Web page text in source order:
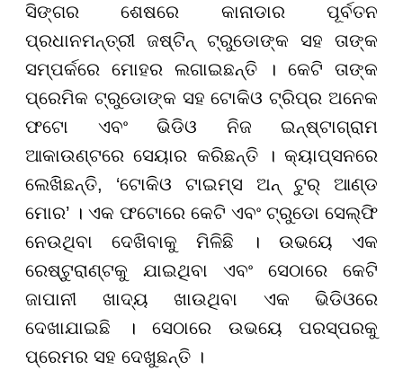
ସିଙ୍ଗର ଶେଷରେ କାନାଡାର ପୂର୍ବତନ
ପ୍ରଧାନମନ୍ତ୍ରୀ ଜଷ୍ଟିନ୍ ଟ୍ରୁଡୋଙ୍କ ସହ ତାଙ୍କ
ସମ୍ପର୍କରେ ମୋହର ଲଗାଇଛନ୍ତି । କେଟି ତାଙ୍କ
ପ୍ରେମିକ ଟ୍ରୁଡୋଙ୍କ ସହ ଟୋକିଓ ଟ୍ରିପ୍ର ଅନେକ
ଫଟୋ ଏବଂ ଭିଡିଓ ନିଜ ଇନ୍ଷ୍ଟାଗ୍ରାମ
ଆକାଉଣ୍ଟରେ ସେୟାର କରିଛନ୍ତି । କ୍ୟାପ୍ସନରେ
ଲେଖିଛନ୍ତି, ‘ଟୋକିଓ ଟାଇମ୍ସ ଅନ୍ ଟୁର୍ ଆଣ୍ଡ
ମୋର’ । ଏକ ଫଟୋରେ କେଟି ଏବଂ ଟ୍ରୁଡୋ ସେଲ୍ଫି
ନେଉଥିବା ଦେଖିବାକୁ ମିଳିଛି । ଉଭୟେ ଏକ
ରେଷ୍ଟୁରାଣ୍ଟକୁ ଯାଇଥିବା ଏବଂ ସେଠାରେ କେଟି
ଜାପାନୀ ଖାଦ୍ୟ ଖାଉଥିବା ଏକ ଭିଡିଓରେ
ଦେଖାଯାଇଛି । ସେଠାରେ ଉଭୟେ ପରସ୍ପରକୁ
ପ୍ରେମର ସହ ଦେଖୁଛନ୍ତି ।